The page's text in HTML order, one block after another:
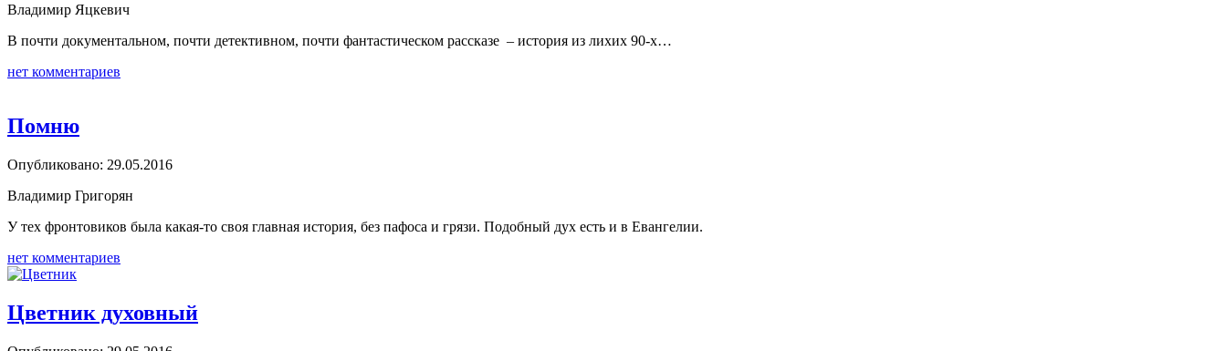
Владимир Яцкевич
В почти документальном, почти детективном, почти фантастическом рассказе – история из лихих 90-х…
нет комментариев
Помню
Опубликовано: 29.05.2016
Владимир Григорян
У тех фронтовиков была какая-то своя главная история, без пафоса и грязи. Подобный дух есть и в Евангелии.
нет комментариев
Цветник духовный